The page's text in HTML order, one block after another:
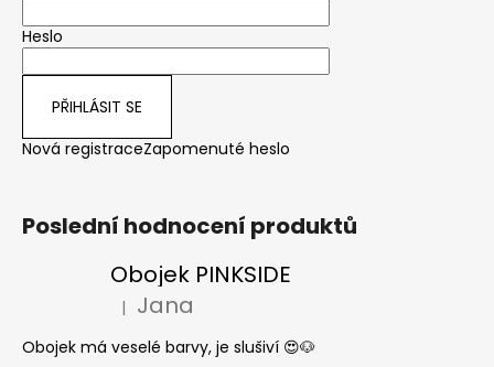
Heslo
PŘIHLÁSIT SE
Nová registraceZapomenuté heslo
Poslední hodnocení produktů
Obojek PINKSIDE
Hodnocení produktu je 5 z 5 hvězdiček.
| Jana
Obojek má veselé barvy, je slušiví 😍🐶